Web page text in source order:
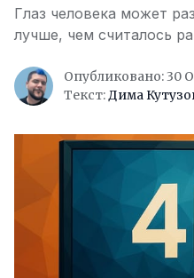
Глаз человека может
лучше, чем считалось
Опубликовано: 30
Текст:Дима